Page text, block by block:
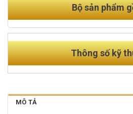
Bộ sản phẩm
Thông số kỹ
MÔ TẢ